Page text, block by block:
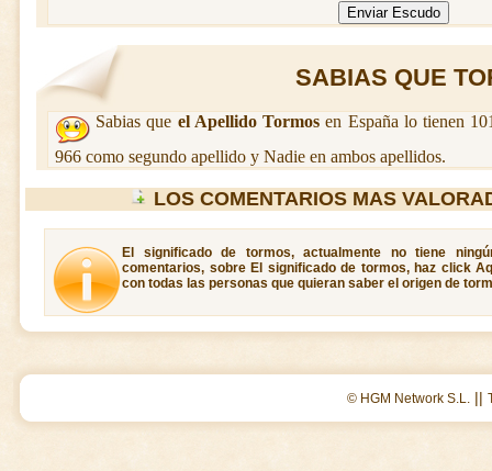
SABIAS QUE
Sabias que el Apellido Tormos en España lo tienen
966 como segundo apellido y Nadie en ambos apellidos.
LOS COMENTARIOS MAS
El significado de tormos, actualmente no tiene
comentarios, sobre El significado de tormos, haz click
con todas las personas que quieran saber el origen de
© HGM Network S.L. ||